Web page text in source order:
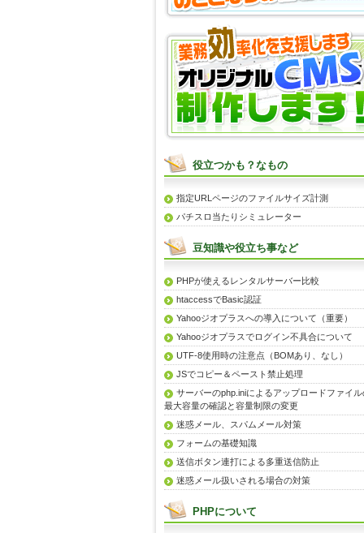
役立つかも？なもの
指定URLページのファイルサイズ計測
パチスロ当たりシミュレーター
豆知識や役立ち事など
PHPが使えるレンタルサーバー比較
htaccessでBasic認証
Yahooジオプラスへの導入について（重要）
Yahooジオプラスでログイン不具合について
UTF-8使用時の注意点（BOMあり、なし）
JSでコピー＆ペースト禁止処理
サーバーのphp.iniによるアップロードファイル
最大容量の確認と容量制限の変更
迷惑メール、スパムメール対策
フォームの基礎知識
送信ボタン連打による多重送信防止
迷惑メール扱いされる場合の対策
PHPについて